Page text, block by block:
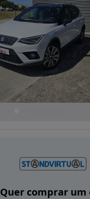
Quer comprar um